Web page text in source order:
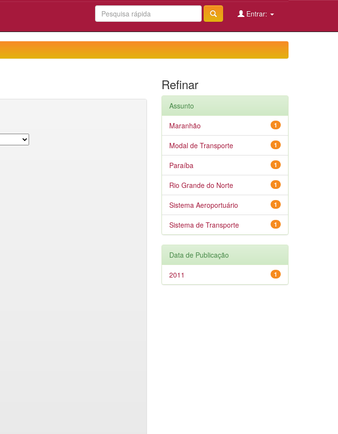
Entrar:
Refinar
Assunto
1
Maranhão
1
Modal de Transporte
1
Paraíba
1
Rio Grande do Norte
1
Sistema Aeroportuário
1
Sistema de Transporte
Data de Publicação
1
2011